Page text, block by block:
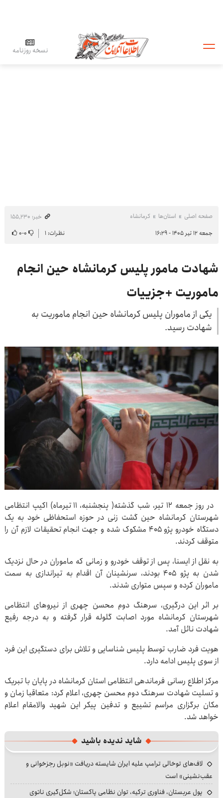
نسخه روزنامه
صفحه اصلی استان‌ها کرمانشاه
خبر: ۱۵۵٬۲۳۰
جمعه ۱۲ تیر ۱۴۰۵ - ۱۶:۲۹
نظرات: ۱ ۰-۰
شهادت مامور پلیس کرمانشاه حین انجام
ماموریت +جزییات
یکی از ماموران پلیس کرمانشاه حین انجام ماموریت به
شهادت رسید.
در روز جمعه ۱۲ تیر، شب گذشته( پنجشنبه، ۱۱ تیرماه) اکیپ انتظامی
شهرستان کرمانشاه حین گشت زنی در حوزه استحفاظی خود به یک
دستگاه خودرو پژو ۴۰۵ مشکوک شده و جهت انجام تحقیقات لازم آن را
متوقف کردند.
به نقل از ایسنا، پس از توقف خودرو و زمانی که ماموران در حال نزدیک
شدن به پژو ۴۰۵ بودند، سرنشینان آن اقدام به تیراندازی به سمت
ماموران کرده و سپس متواری شدند.
بر اثر این درگیری، سرهنگ دوم محسن چهری از نیروهای انتظامی
شهرستان کرمانشاه مورد اصابت گلوله قرار گرفته و به درجه رفیع
شهادت نائل آمد.
هویت فرد ضارب توسط پلیس شناسایی و تلاش برای دستگیری این فرد
از سوی پلیس ادامه دارد.
مرکز اطلاع رسانی فرماندهی انتظامی استان کرمانشاه در پایان با تبریک
و تسلیت شهادت سرهنگ دوم محسن چهری، اعلام کرد: متعاقبا زمان و
مکان برگزاری مراسم تشییع و تدفین پیکر این شهید والامقام اعلام
خواهد شد.
شاید ندیده باشید
لاف‌های توخالی ترامپ علیه ایران شایسته دریافت «نوبل رجزخوانی و
عقب‌نشینی» است
پول عربستان، فناوری ترکیه، توان نظامی پاکستان؛ شکل‌گیری ناتوی